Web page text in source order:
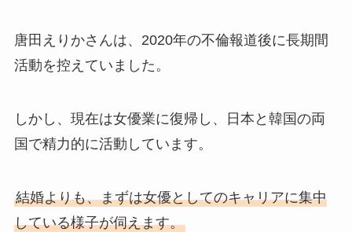
唐田えりかさんは、2020年の不倫報道後に長期間
活動を控えていました。
しかし、現在は女優業に復帰し、日本と韓国の両
国で精力的に活動しています。
結婚よりも、まずは女優としてのキャリアに集中
している様子が伺えます。